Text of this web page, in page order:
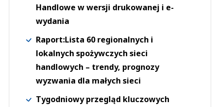
Handlowe w wersji drukowanej i e-
wydania
Raport:Lista 60 regionalnych i
lokalnych spożywczych sieci
handlowych – trendy, prognozy
wyzwania dla małych sieci
Tygodniowy przegląd kluczowych